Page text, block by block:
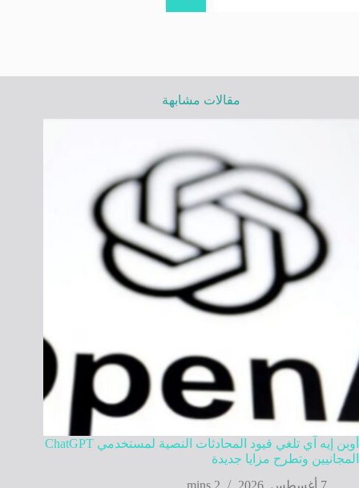
مقالات مشابهة
أوبن إيه آي تلغي قيود المحادثات النصية لمستخدمي ChatGPT
المجانيين وتطرح مزايا جديدة